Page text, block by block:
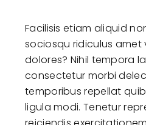
Facilisis etiam aliquid
sociosqu ridiculus amet
dolores? Nihil tempora
consectetur morbi
temporibus repellat
ligula modi. Tenetur